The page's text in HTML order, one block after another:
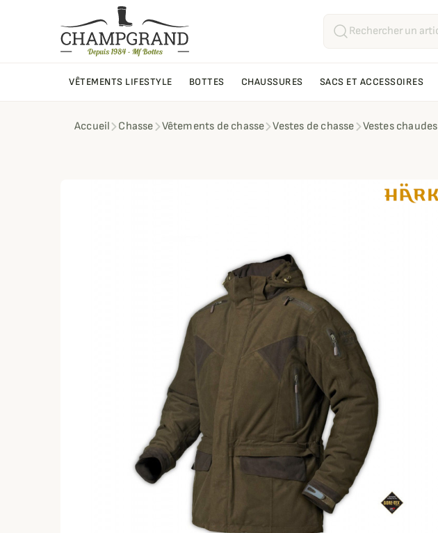
VÊTEMENTS LIFESTYLE BOTTES CHAUSSURES SACS ET ACCESSOIRES
Accueil Chasse Vêtements de chasse Vestes de chasse Vestes chaudes